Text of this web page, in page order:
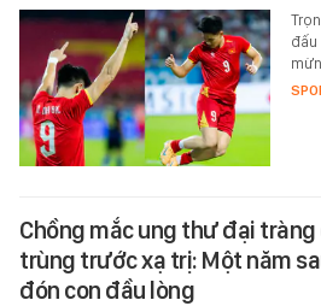
đấu
Chồng mắc ung thư đại
trùng trước xạ trị: Một năm
đón con đầu lòng